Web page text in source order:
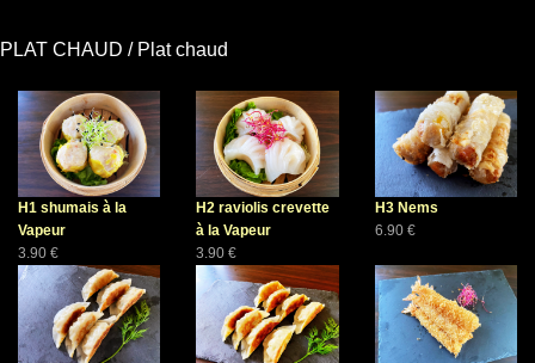
PLAT CHAUD / Plat chaud
H1 shumais à la
Vapeur
3.90 €
H2 raviolis crevette
à la Vapeur
3.90 €
H3 Nems
6.90 €